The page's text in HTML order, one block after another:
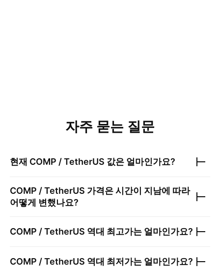
자주 묻는 질문
현재 COMP / TetherUS 값은 얼마인가요?
COMP / TetherUS 가격은 시간이 지남에 따라
어떻게 변했나요?
COMP / TetherUS 역대 최고가는 얼마인가요?
COMP / TetherUS 역대 최저가는 얼마인가요?